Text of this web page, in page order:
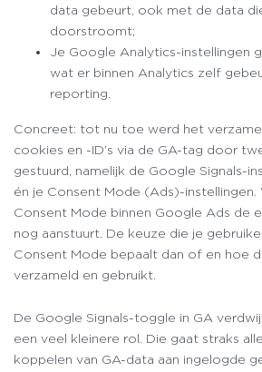
data gebeurt, ook met de data
doorstroomt;
Je Google Analytics-instellingen
wat er binnen Analytics zelf
reporting.
Concreet: tot nu toe werd het
cookies en -ID’s via de GA-tag door
gestuurd, namelijk de Google Signals-
én je Consent Mode (Ads)-instellingen.
Consent Mode binnen Google Ads de
nog aanstuurt. De keuze die je
Consent Mode bepaalt dan of en hoe
verzameld en gebruikt.
De Google Signals-toggle in GA
een veel kleinere rol. Die gaat straks
koppelen van GA-data aan ingelogde